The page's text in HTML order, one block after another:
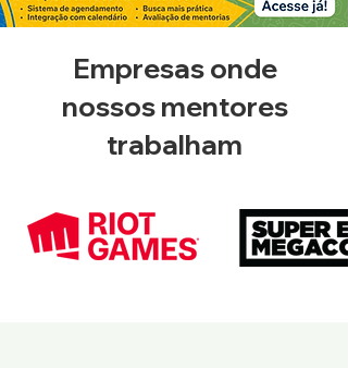
Empresas onde
nossos mentores
trabalham